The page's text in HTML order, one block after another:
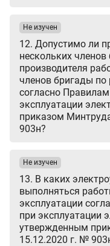
12. Допустимо ли
нескольких
производителя
членов бригады
согласно
эксплуатации
приказом
903н?
Не изучен
13. В каких
выполняться
эксплуатации
при эксплуатации
утвержденным
15.12.2020 г. №
Не изучен